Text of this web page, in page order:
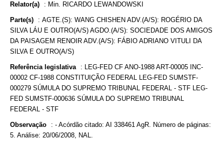
Relator(a) : Min. RICARDO LEWANDOWSKI
Parte(s) : AGTE.(S): WANG CHISHEN ADV.(A/S): ROGÉRIO DA
SILVA LÁU E OUTRO(A/S) AGDO.(A/S): SOCIEDADE DOS AMIGOS
DA PAISAGEM RENOIR ADV.(A/S): FÁBIO ADRIANO VITULI DA
SILVA E OUTRO(A/S)
Referência legislativa : LEG-FED CF ANO-1988 ART-00005 INC-
00002 CF-1988 CONSTITUIÇÃO FEDERAL LEG-FED SUMSTF-
000279 SÚMULA DO SUPREMO TRIBUNAL FEDERAL - STF LEG-
FED SUMSTF-000636 SÚMULA DO SUPREMO TRIBUNAL
FEDERAL - STF
Observação : - Acórdão citado: AI 338461 AgR. Número de páginas:
5. Análise: 20/06/2008, NAL.